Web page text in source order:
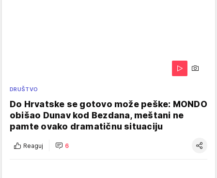
DRUŠTVO
Do Hrvatske se gotovo može peške: MONDO
obišao Dunav kod Bezdana, meštani ne
pamte ovako dramatičnu situaciju
Reaguj 6